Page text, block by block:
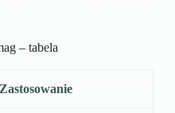
– tabela
Zastosowanie